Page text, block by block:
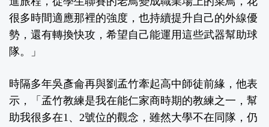
很多時間適應那裡的強度，也持續提升自己的外線優
勢，還有轉換快攻，希望自己能運用這些武器幫助球
隊。」
時隔多年吳彥侖再與劉孟竹牽起高中師徒前緣，他表
示，「孟竹教練是我在能仁家商時期的教練之一，幫
助我很多在1、2號位的觀念，雖然大學不在同隊，仍